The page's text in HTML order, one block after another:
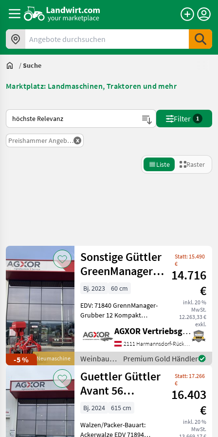
Angebote durchsuchen
/Suche
Marktplatz: Landmaschinen, Traktoren und mehr
So wird auf Landwirt.com sortiert
Filter 1
Preishammer Angebotex
Liste Raster
Kategorie Land Filter 1
KATEGORIE
WÄHLEN
Landtechnik
361
Bautechnik
42
Futtermittel
24
PKW / LKW / Moped
Alle 11
Zurücksetzen
528
Ergebnisse
anzeigen
-5 % Neumaschine
Sonstige Güttler
GreenManager
12 Grubber-
Statt: 15.490
€
14.716
€
inkl. 20 %
MwSt.
12.263,33 €
exkl.
Bj. 2023
60 cm
EDV: 71840 GrennManager-
Grubber 12 Kompakt
Zinken mit Schnellwechsel-
Gänsefußschar und 2
Schneidscheiben
Strichabstand 36cm
verstellbar
AGXOR Vertriebsgesellschaft Ost GmbH
2111 Harmannsdorf-Rückersdorf
Weinbau /
Sonstige
Premium Gold Händler
Guettler Güttler
Avant 56
Sphäroguss 6,15
Statt: 17.266
€
16.403
€
inkl. 20 %
MwSt.
Bj. 2024
615 cm
Walzen/Packer-Bauart:
Ackerwalze EDV 71894